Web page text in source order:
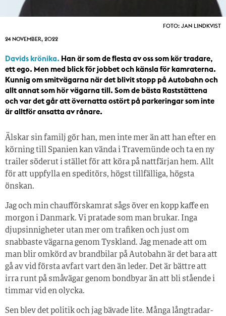
FOTO: JAN LINDKVIST
24 NOVEMBER, 2022
Davids krönika. Han är som de flesta av oss som kör tradare,
ett ego. Men med blick för jobbet och känsla för kamraterna.
Kunnig om smitvägarna när det blivit stopp på Autobahn och
allt annat som hör vägarna till. Som de bästa Raststättena
och var det går att övernatta ostört på parkeringar som inte
är alltför ansatta av rånare.
Älskar sin familj gör han, men inte mer än att han efter en
körning till Spanien kan vända i Travemünde och ta en ny
trailer söderut i stället för att köra på nattfärjan hem. Allt
för att uppfylla en speditörs, högst tillfälliga, högsta
önskan.
Jag och min chaufförskamrat sågs över en kopp kaffe en
morgon i Danmark. Vi pratade som man brukar. Inga
djupsinnigheter utan mer om trafiken och just om
snabbaste vägarna genom Tyskland. Jag menade att om
man blir omkörd av brandbilar på Autobahn är det bara att
gå av vid första avfart vart den än leder. Det är bättre att
irra runt på småvägar genom bondbyar än att bli stående i
timmar vid en olycka.
Sen blev det politik och jag bävade lite. Många långtradar-